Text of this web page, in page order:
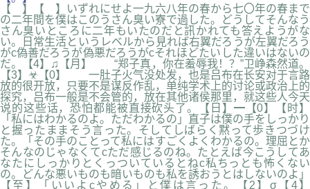
【 】【 】いずれにせよ一九六八年の春から七〇年の春まで
の二年間を僕はこのうさん臭い寮で過した。どうしてそんなう
さん臭いところに二年もいたのだと訊かれても答えようがな
い。日常生活というレベルから見れば右翼だろうが左翼だろう
がc偽善だろうが偽悪だろうがcそれほどたいした違いはないの
だ。【4】♫【月】 “郑子真，你在羞辱我！？”卫峥森然道。
【3】☣【0】 一肚子火气没处发，也是吕布在长安对于言路
放的很开放，只要不是谋反作乱，单纯学术上的讨论或政治上的
探究，吕布一般是不会管的，放在其他诸侯那里，就这些人今天
说的这些话，恐怕都能被直接砍头了。【日】━【0】【时】
「私にはわかるのよ。ただわかるの」直子は僕の手をしっかり
と握ったままそう言った。そしてしばらく黙って歩きつづけ
た。「その手のことって私にはすごくよくわかるの。理屈とか
そんなのじゃなくてcただ感じるのね。たとえば今こうしてあ
なたにしっかりとくっついているとねc私ちっとも怖くない
の。どんな悪いものも暗いものも私を誘おうとはしないのよ」
【至】「いいよcやめる」と僕は言った。【2】σ【4】